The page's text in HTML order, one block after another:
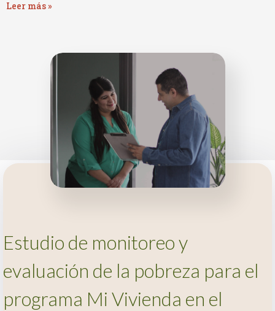
Leer más »
Estudio de monitoreo y
evaluación de la pobreza para el
programa Mi Vivienda en el